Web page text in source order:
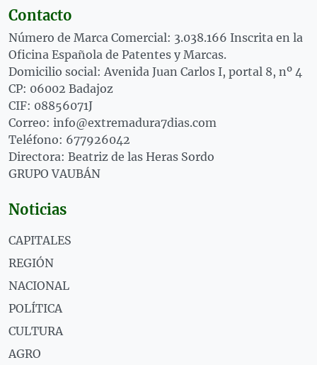
Contacto
Número de Marca Comercial: 3.038.166 Inscrita en la
Oficina Española de Patentes y Marcas.
Domicilio social: Avenida Juan Carlos I, portal 8, nº 4
CP: 06002 Badajoz
CIF: 08856071J
Correo: info@extremadura7dias.com
Teléfono: 677926042
Directora: Beatriz de las Heras Sordo
GRUPO VAUBÁN
Noticias
CAPITALES
REGIÓN
NACIONAL
POLÍTICA
CULTURA
AGRO